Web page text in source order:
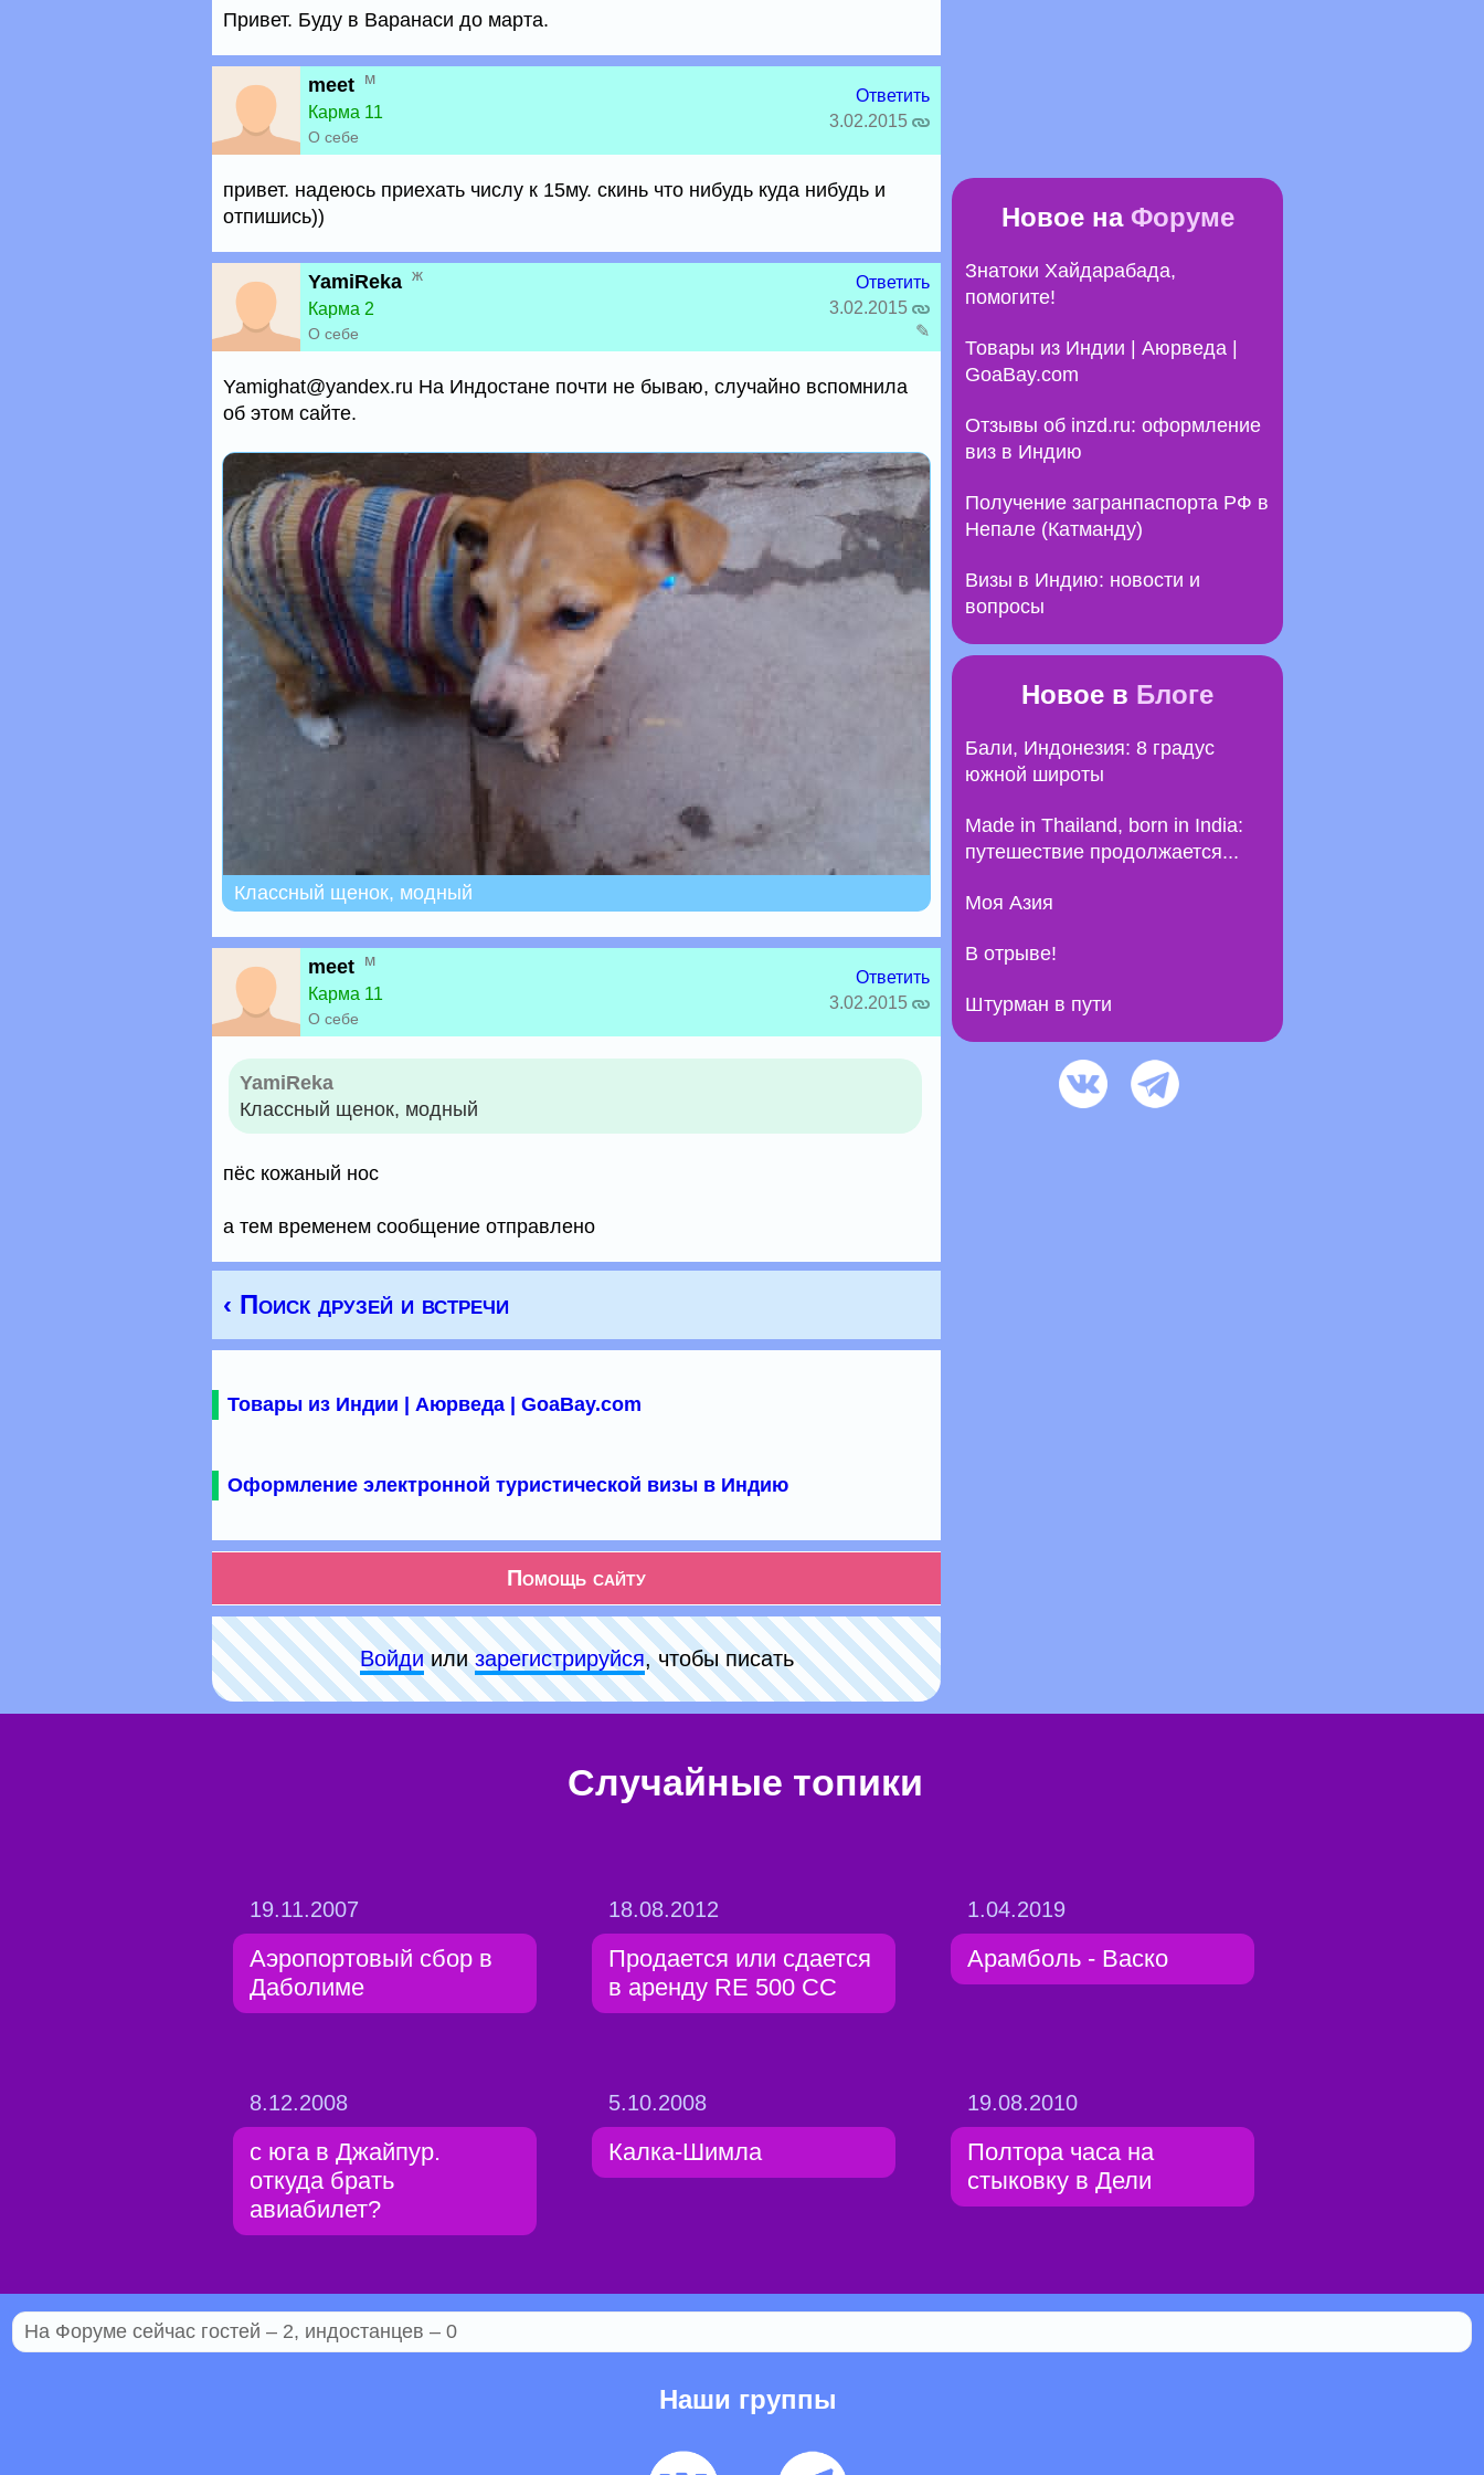
Привет. Буду в Варанаси до марта.
meet м
Карма 11
О себе
Ответить
3.02.2015
привет. надеюсь приехать числу к 15му. скинь что нибудь куда нибудь и
отпишись))
YamiReka ж
Карма 2
О себе
Ответить
3.02.2015
✎
Yamighat@yandex.ru На Индостане почти не бываю, случайно вспомнила
об этом сайте.
Классный щенок, модный
meet м
Карма 11
О себе
Ответить
3.02.2015
YamiReka
Классный щенок, модный
пёс кожаный нос
а тем временем сообщение отправлено
‹ Поиск друзей и встречи
Товары из Индии | Аюрведа | GoaBay.com
Оформление электронной туристической визы в Индию
Помощь сайту
Войдиилизарeгиcтpируйся, чтобы писать
Новое на Форуме
Знатоки Хайдарабада,
помогите!
Товары из Индии | Аюрведа |
GoaBay.com
Отзывы об inzd.ru: оформление
виз в Индию
Получение загранпаспорта РФ в
Непале (Катманду)
Визы в Индию: новости и
вопросы
Новое в Блоге
Бали, Индонезия: 8 градус
южной широты
Made in Thailand, born in India:
путешествие продолжается...
Моя Азия
В отрыве!
Штурман в пути
Случайные топики
19.11.2007
Аэропортовый сбор в
Даболиме
18.08.2012
Продается или сдается
в аренду RE 500 CC
1.04.2019
Арамболь - Васко
8.12.2008
с юга в Джайпур.
откуда брать
авиабилет?
5.10.2008
Калка-Шимла
19.08.2010
Полтора часа на
стыковку в Дели
На Форуме сейчас гостей – 2, индостанцев – 0
Наши группы